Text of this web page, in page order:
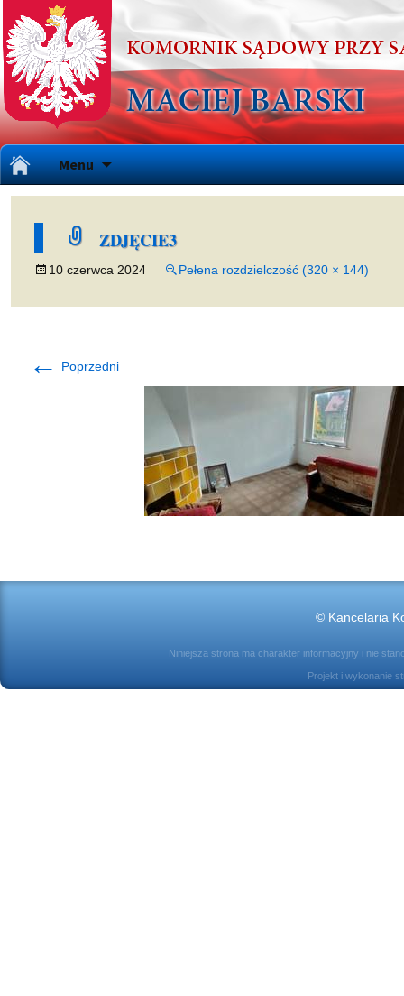
Menu
do
ZDJĘCIE3
10 czerwca 2024 Pełena rozdzielczość (320 × 144)
← Poprzedni
© Kancelaria
Niniejsza strona ma charakter informacyjny i nie
Projekt i wykonanie